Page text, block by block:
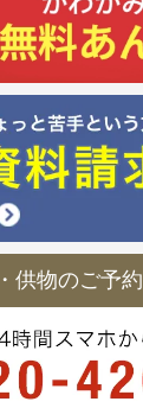
供物のご予